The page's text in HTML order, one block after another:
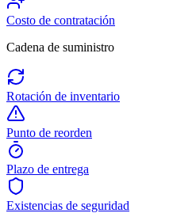
Costo de contratación
Cadena de suministro
Rotación de inventario
Punto de reorden
Plazo de entrega
Existencias de seguridad